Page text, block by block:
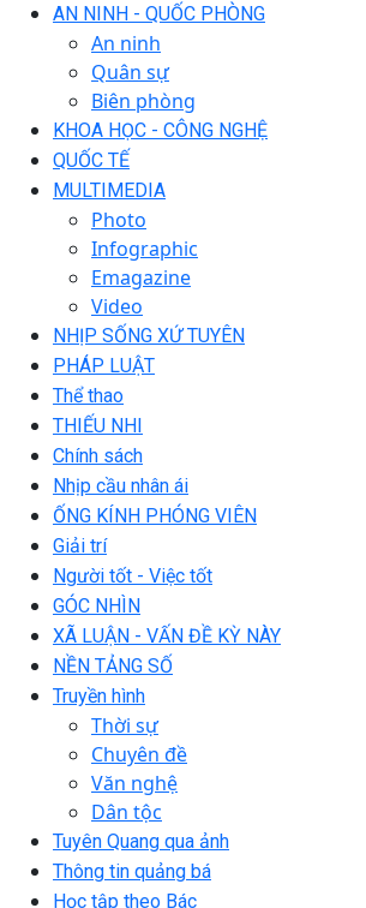
AN NINH - QUỐC PHÒNG
An ninh
Quân sự
Biên phòng
KHOA HỌC - CÔNG NGHỆ
QUỐC TẾ
MULTIMEDIA
Photo
Infographic
Emagazine
Video
NHỊP SỐNG XỨ TUYÊN
PHÁP LUẬT
Thể thao
THIẾU NHI
Chính sách
Nhịp cầu nhân ái
ỐNG KÍNH PHÓNG VIÊN
Giải trí
Người tốt - Việc tốt
GÓC NHÌN
XÃ LUẬN - VẤN ĐỀ KỲ NÀY
NỀN TẢNG SỐ
Truyền hình
Thời sự
Chuyên đề
Văn nghệ
Dân tộc
Tuyên Quang qua ảnh
Thông tin quảng bá
Học tập theo Bác